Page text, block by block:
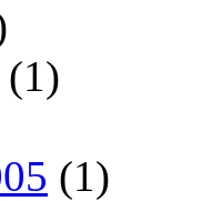
(1)
(1)